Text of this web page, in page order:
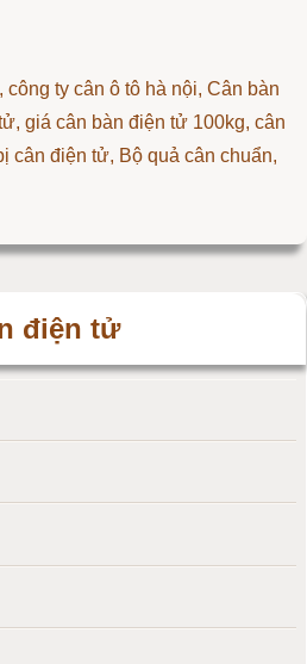
công ty cân ô tô hà nội, Cân bàn
giá cân bàn điện tử 100kg, cân
cân điện tử, Bộ quả cân chuẩn,
điện tử